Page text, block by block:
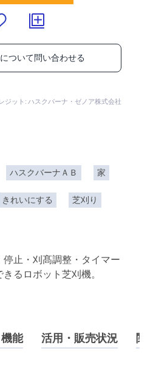
ついて問い合わせる
ジット: ハスクバーナ・ゼノア株式会社
ハスクバーナＡＢ 家
きれいにする 芝刈り
止・刈髙調整・タイマー
るロボット芝刈機。
能 活用・販売状況 関